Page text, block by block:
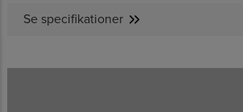
Se specifikationer